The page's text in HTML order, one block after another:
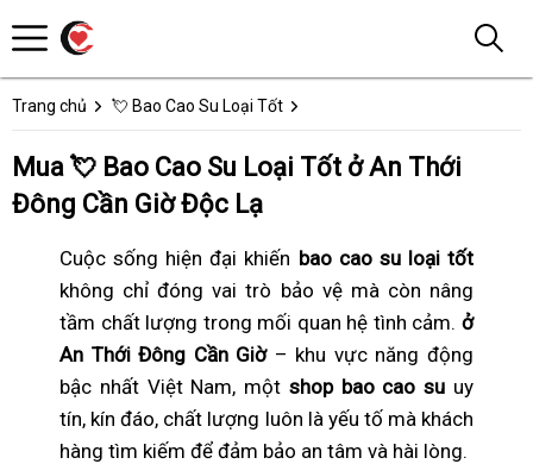
Trang chủ 💘 Bao Cao Su Loại Tốt
Mua 💘 Bao Cao Su Loại Tốt ở An Thới
Đông Cần Giờ Độc Lạ
Cuộc sống hiện đại khiến bao cao su loại tốt
không chỉ đóng vai trò bảo vệ mà còn nâng
tầm chất lượng trong mối quan hệ tình cảm. ở
An Thới Đông Cần Giờ– khu vực năng động
bậc nhất Việt Nam, một shop bao cao su uy
tín, kín đáo, chất lượng luôn là yếu tố mà khách
hàng tìm kiếm để đảm bảo an tâm và hài lòng.